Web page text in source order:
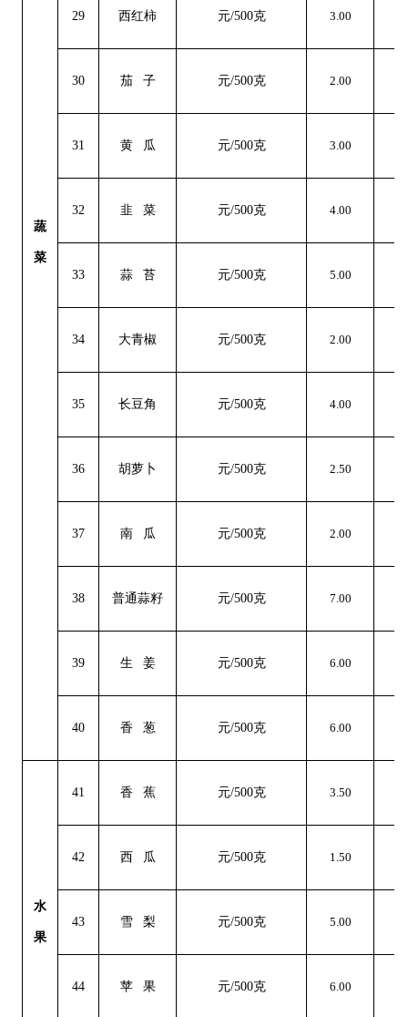
蔬
菜
29 西红柿 元/500克 3.00
30 茄 子 元/500克 2.00
31 黄 瓜 元/500克 3.00
32 韭 菜 元/500克 4.00
33 蒜 苔 元/500克 5.00
34 大青椒 元/500克 2.00
35 长豆角 元/500克 4.00
36 胡萝卜 元/500克 2.50
37 南 瓜 元/500克 2.00
38 普通蒜籽 元/500克 7.00
39 生 姜 元/500克 6.00
40 香 葱 元/500克 6.00
水
果
41 香 蕉 元/500克 3.50
42 西 瓜 元/500克 1.50
43 雪 梨 元/500克 5.00
44 苹 果 元/500克 6.00